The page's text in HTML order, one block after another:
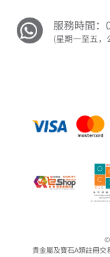
服務時間：
(星期一至五，
貴金屬及寶石A類註冊